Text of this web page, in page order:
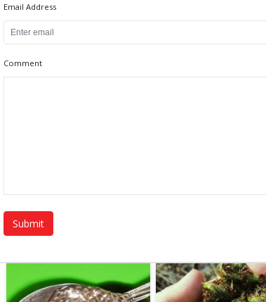
Email Address
Comment